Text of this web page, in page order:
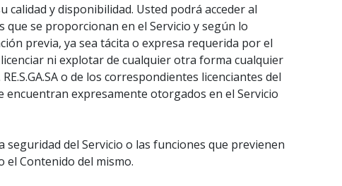
calidad y disponibilidad. Usted podrá acceder al
se proporcionan en el Servicio y según lo
previa, ya sea tácita o expresa requerida por el
ni explotar de cualquier otra forma cualquier
o de los correspondientes licenciantes del
encuentran expresamente otorgados en el Servicio
del Servicio o las funciones que previenen
el Contenido del mismo.